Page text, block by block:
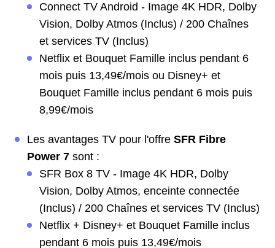
Connect TV Android - Image 4K HDR, Dolby
Vision, Dolby Atmos (Inclus) / 200 Chaînes
et services TV (Inclus)
Netflix et Bouquet Famille inclus pendant 6
mois puis 13,49€/mois ou Disney+ et
Bouquet Famille inclus pendant 6 mois puis
8,99€/mois
Les avantages TV pour l'offre SFR Fibre
Power 7 sont :
SFR Box 8 TV - Image 4K HDR, Dolby
Vision, Dolby Atmos, enceinte connectée
(Inclus) / 200 Chaînes et services TV (Inclus)
Netflix + Disney+ et Bouquet Famille inclus
pendant 6 mois puis 13,49€/mois